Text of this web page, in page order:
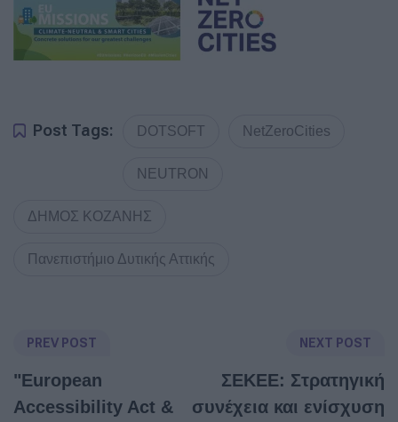
Post Tags: DOTSOFT NetZeroCities
NEUTRON
ΔΗΜΟΣ ΚΟΖΑΝΗΣ
Πανεπιστήμιο Δυτικής Αττικής
PREV POST
"European
Accessibility Act &
NEXT POST
ΣΕΚΕΕ: Στρατηγική
συνέχεια και ενίσχυση